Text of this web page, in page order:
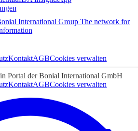
International Group The network for
KontaktAGBCookies verwalten
Portal der Bonial International GmbH
KontaktAGBCookies verwalten